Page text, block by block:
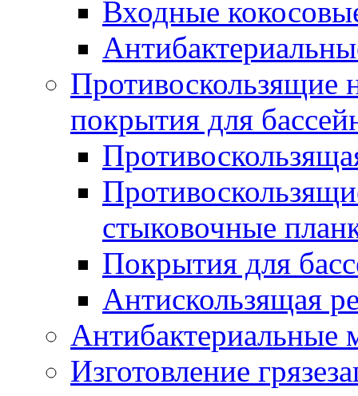
Входные
Противоскользящие
покрытия для
стыковочные
Покрытия для
Антискользящая
Антибактериальные
Изготовление